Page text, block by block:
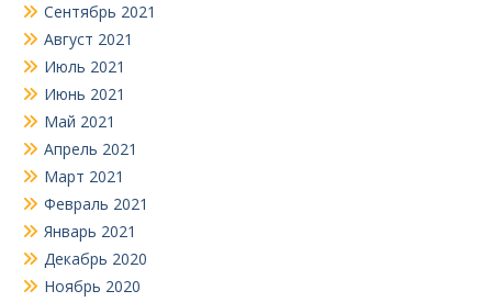
Сентябрь 2021
Август 2021
Июль 2021
Июнь 2021
Май 2021
Апрель 2021
Март 2021
Февраль 2021
Январь 2021
Декабрь 2020
Ноябрь 2020